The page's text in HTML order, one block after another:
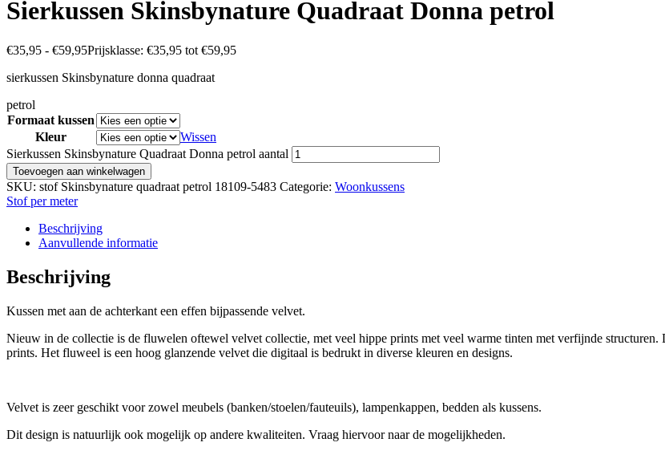
Sierkussen Skinsbynature Quadraat Donna petrol
€35,95 - €59,95Prijsklasse: €35,95 tot €59,95
sierkussen Skinsbynature donna quadraat
petrol
Formaat kussen
Kleur
Wissen
Sierkussen Skinsbynature Quadraat Donna petrol aantal
Toevoegen aan winkelwagen
SKU: stof Skinsbynature quadraat petrol 18109-5483 Categorie: Woonkussens
Stof per meter
Beschrijving
Aanvullende informatie
Beschrijving
Kussen met aan de achterkant een effen bijpassende velvet.
Nieuw in de collectie is de fluwelen oftewel velvet collectie, met veel hippe prints met veel warme tinten met verfijnde
prints. Het fluweel is een hoog glanzende velvet die digitaal is bedrukt in diverse kleuren en designs.
Velvet is zeer geschikt voor zowel meubels (banken/stoelen/fauteuils), lampenkappen, bedden als kussens.
Dit design is natuurlijk ook mogelijk op andere kwaliteiten. Vraag hiervoor naar de mogelijkheden.